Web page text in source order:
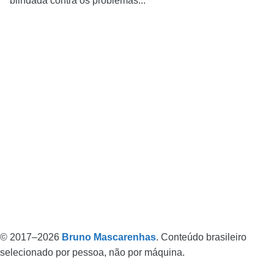
© 2017–2026 Bruno Mascarenhas. Conteúdo brasileiro
selecionado por pessoa, não por máquina.